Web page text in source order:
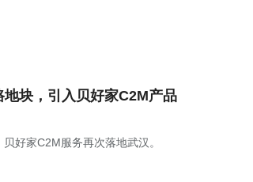
块，引入贝好家C2M产品
好家C2M服务再次落地武汉。